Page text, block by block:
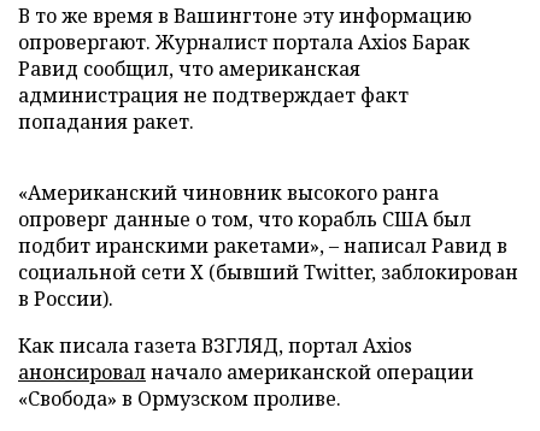
В то же время в Вашингтоне эту информацию
опровергают. Журналист портала Axios Барак
Равид сообщил, что американская
администрация не подтверждает факт
попадания ракет.
«Американский чиновник высокого ранга
опроверг данные о том, что корабль США был
подбит иранскими ракетами», – написал Равид в
социальной сети X (бывший Twitter, заблокирован
в России).
Как писала газета ВЗГЛЯД, портал Axios
анонсировалначало американской операции
«Свобода» в Ормузском проливе.